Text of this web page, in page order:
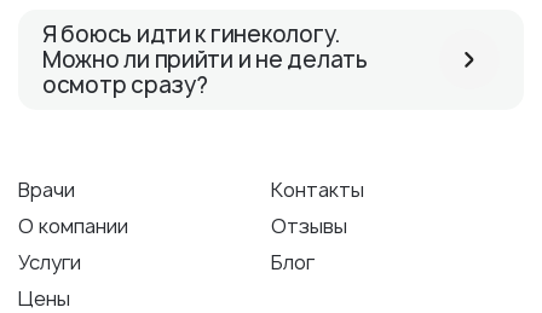
Я боюсь идти к гинекологу.
Можно ли прийти и не делать
осмотр сразу?
Врачи
Контакты
О компании
Отзывы
Услуги
Блог
Цены